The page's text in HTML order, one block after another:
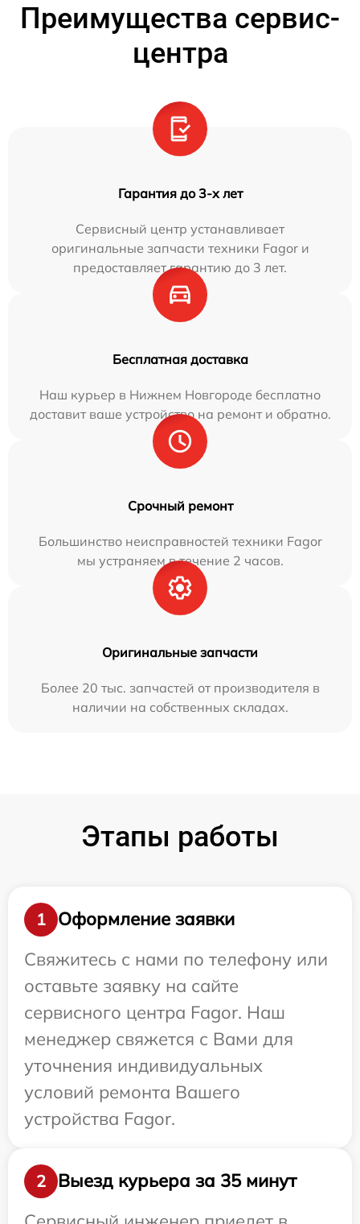
Преимущества сервис-
центра
Гарантия до 3-х лет
Сервисный центр устанавливает
оригинальные запчасти техники Fagor и
предоставляет гарантию до 3 лет.
Бесплатная доставка
Наш курьер в Нижнем Новгороде бесплатно
доставит ваше устройство на ремонт и обратно.
Срочный ремонт
Большинство неисправностей техники Fagor
мы устраняем в течение 2 часов.
Оригинальные запчасти
Более 20 тыс. запчастей от производителя в
наличии на собственных складах.
Этапы работы
1
Оформление заявки
Свяжитесь с нами по телефону или
оставьте заявку на сайте
сервисного центра Fagor. Наш
менеджер свяжется с Вами для
уточнения индивидуальных
условий ремонта Вашего
устройства Fagor.
2
Выезд курьера за 35 минут